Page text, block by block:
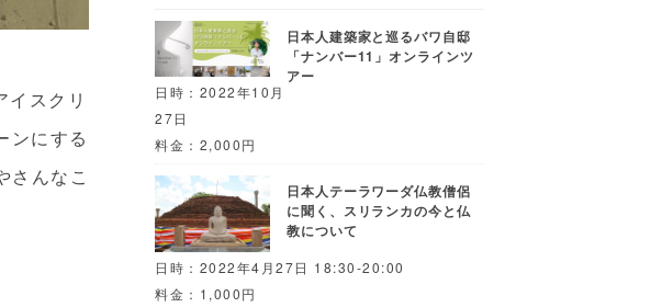
スクリ
ンにする
さんなこ
日本人建築家と巡るバワ自邸
「ナンバー11」オンラインツ
アー
日時：2022年10月
27日
料金：2,000円
日本人テーラワーダ仏教僧侶
に聞く、スリランカの今と仏
教について
日時：2022年4月27日 18:30-20:00
料金：1,000円